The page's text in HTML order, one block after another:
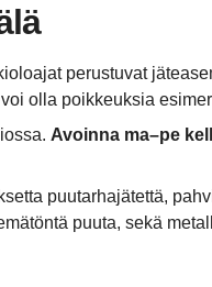
perustuvat
olla poikkeuksia
Avoinna ma–pe
puutarhajätettä,
puuta, sekä